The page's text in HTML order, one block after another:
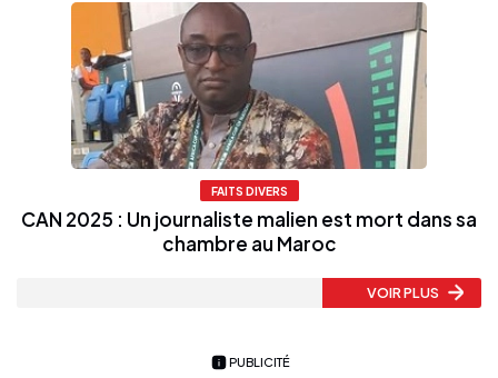
FAITS DIVERS
CAN 2025 : Un journaliste malien est mort dans sa
chambre au Maroc
VOIR PLUS
PUBLICITÉ